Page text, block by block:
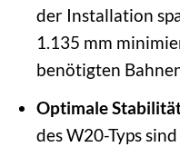
der Installation
1.135 mm
benötigten
Optimale
des W20-Typs